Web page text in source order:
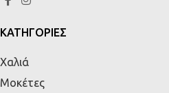
ΚΑΤΗΓΟΡΙΕΣ
Χαλιά
Μοκέτες